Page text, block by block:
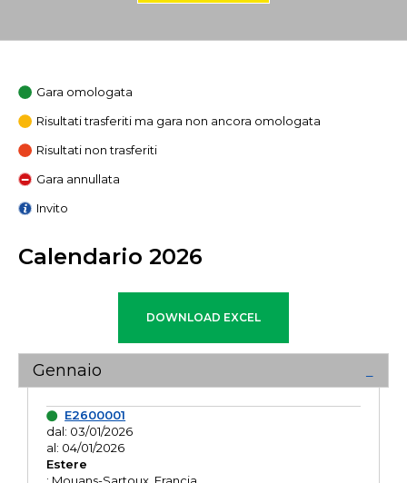
Gara omologata
Risultati trasferiti ma gara non ancora omologata
Risultati non trasferiti
Gara annullata
Invito
Calendario 2026
Gennaio
E2600001
dal: 03/01/2026
al: 04/01/2026
Estere